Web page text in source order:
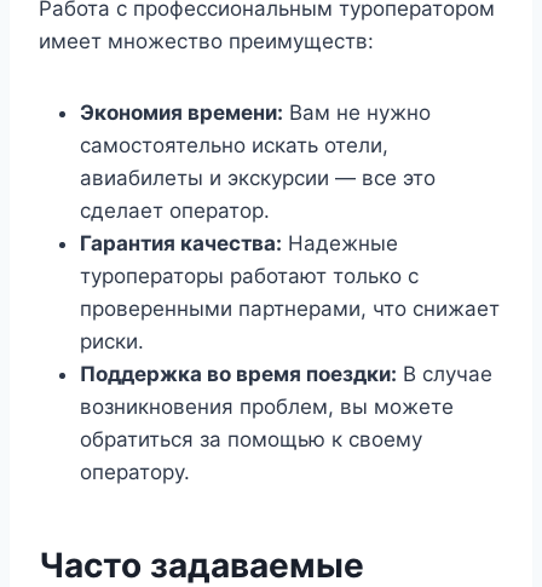
Работа с профессиональным туроператором
имеет множество преимуществ:
Экономия времени: Вам не нужно
самостоятельно искать отели,
авиабилеты и экскурсии — все это
сделает оператор.
Гарантия качества: Надежные
туроператоры работают только с
проверенными партнерами, что снижает
риски.
Поддержка во время поездки: В случае
возникновения проблем, вы можете
обратиться за помощью к своему
оператору.
Часто задаваемые